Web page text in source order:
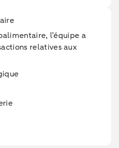
l’équipe a
relatives aux